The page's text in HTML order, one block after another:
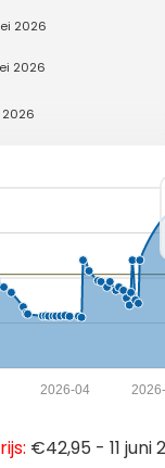
2026
2026
2026
2026-04
€42,95 - 11 juni